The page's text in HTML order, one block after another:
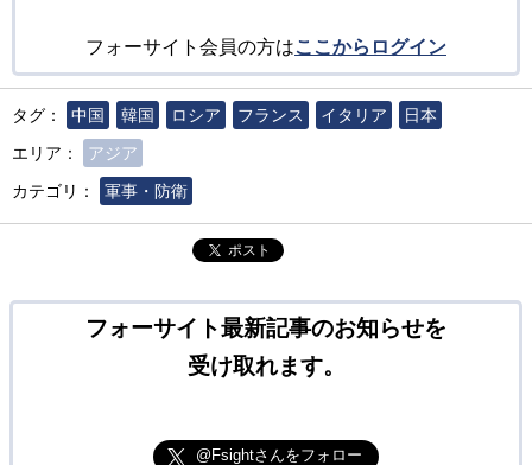
フォーサイト会員の方はここからログイン
タグ： 中国 韓国 ロシア フランス イタリア
日本
エリア：
アジア
カテゴリ：
軍事・防衛
ポスト
フォーサイト最新記事のお知らせを
受け取れます。
@Fsightさんをフォロー